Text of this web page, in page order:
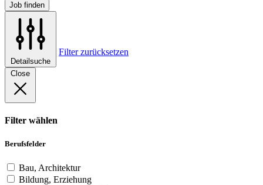
Job finden
Detailsuche
Filter zurücksetzen
Close
Filter wählen
Berufsfelder
Bau, Architektur
Bildung, Erziehung